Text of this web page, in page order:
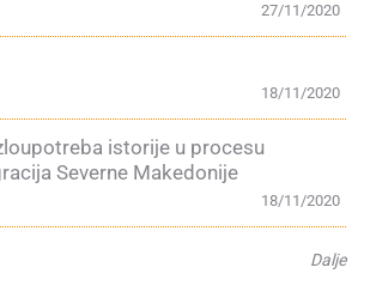
27/11/2020
18/11/2020
istorije u procesu
Severne Makedonije
18/11/2020
Dalje